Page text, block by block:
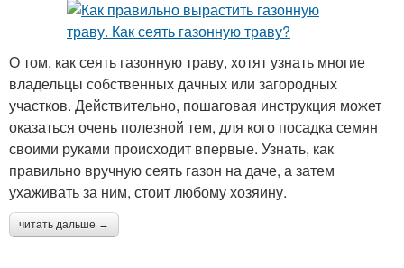
О том, как сеять газонную траву, хотят узнать многие
владельцы собственных дачных или загородных
участков. Действительно, пошаговая инструкция может
оказаться очень полезной тем, для кого посадка семян
своими руками происходит впервые. Узнать, как
правильно вручную сеять газон на даче, а затем
ухаживать за ним, стоит любому хозяину.
читать дальше →